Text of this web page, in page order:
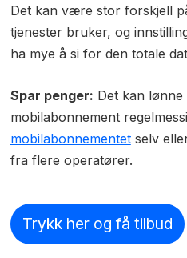
Det kan være stor forskjell
tjenester bruker, og
ha mye å si for den totale
Spar penger: Det kan lønne
mobilabonnement
mobilabonnementetselv
fra flere operatører.
Trykk her og få tilbud